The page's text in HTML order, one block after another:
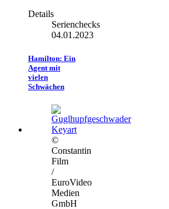
Details
Serienchecks
04.01.2023
Hamilton: Ein
Agent mit
vielen
Schwächen
©
Constantin
Film
/
EuroVideo
Medien
GmbH